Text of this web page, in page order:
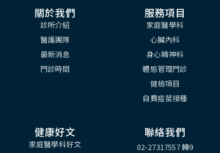
關於我們
診所介紹
醫護團隊
最新消息
門診時間
服務項目
家庭醫學科
心臟內科
身心精神科
體態管理門診
健檢項目
自費疫苗接種
健康好文
家庭醫學科好文
聯絡我們
02-27317557 轉9